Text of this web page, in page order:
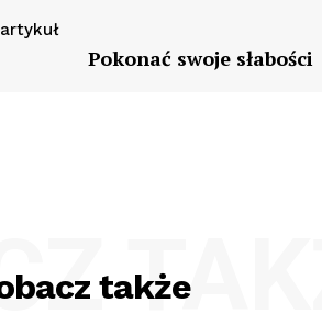
Pokonać swoje słabości
także